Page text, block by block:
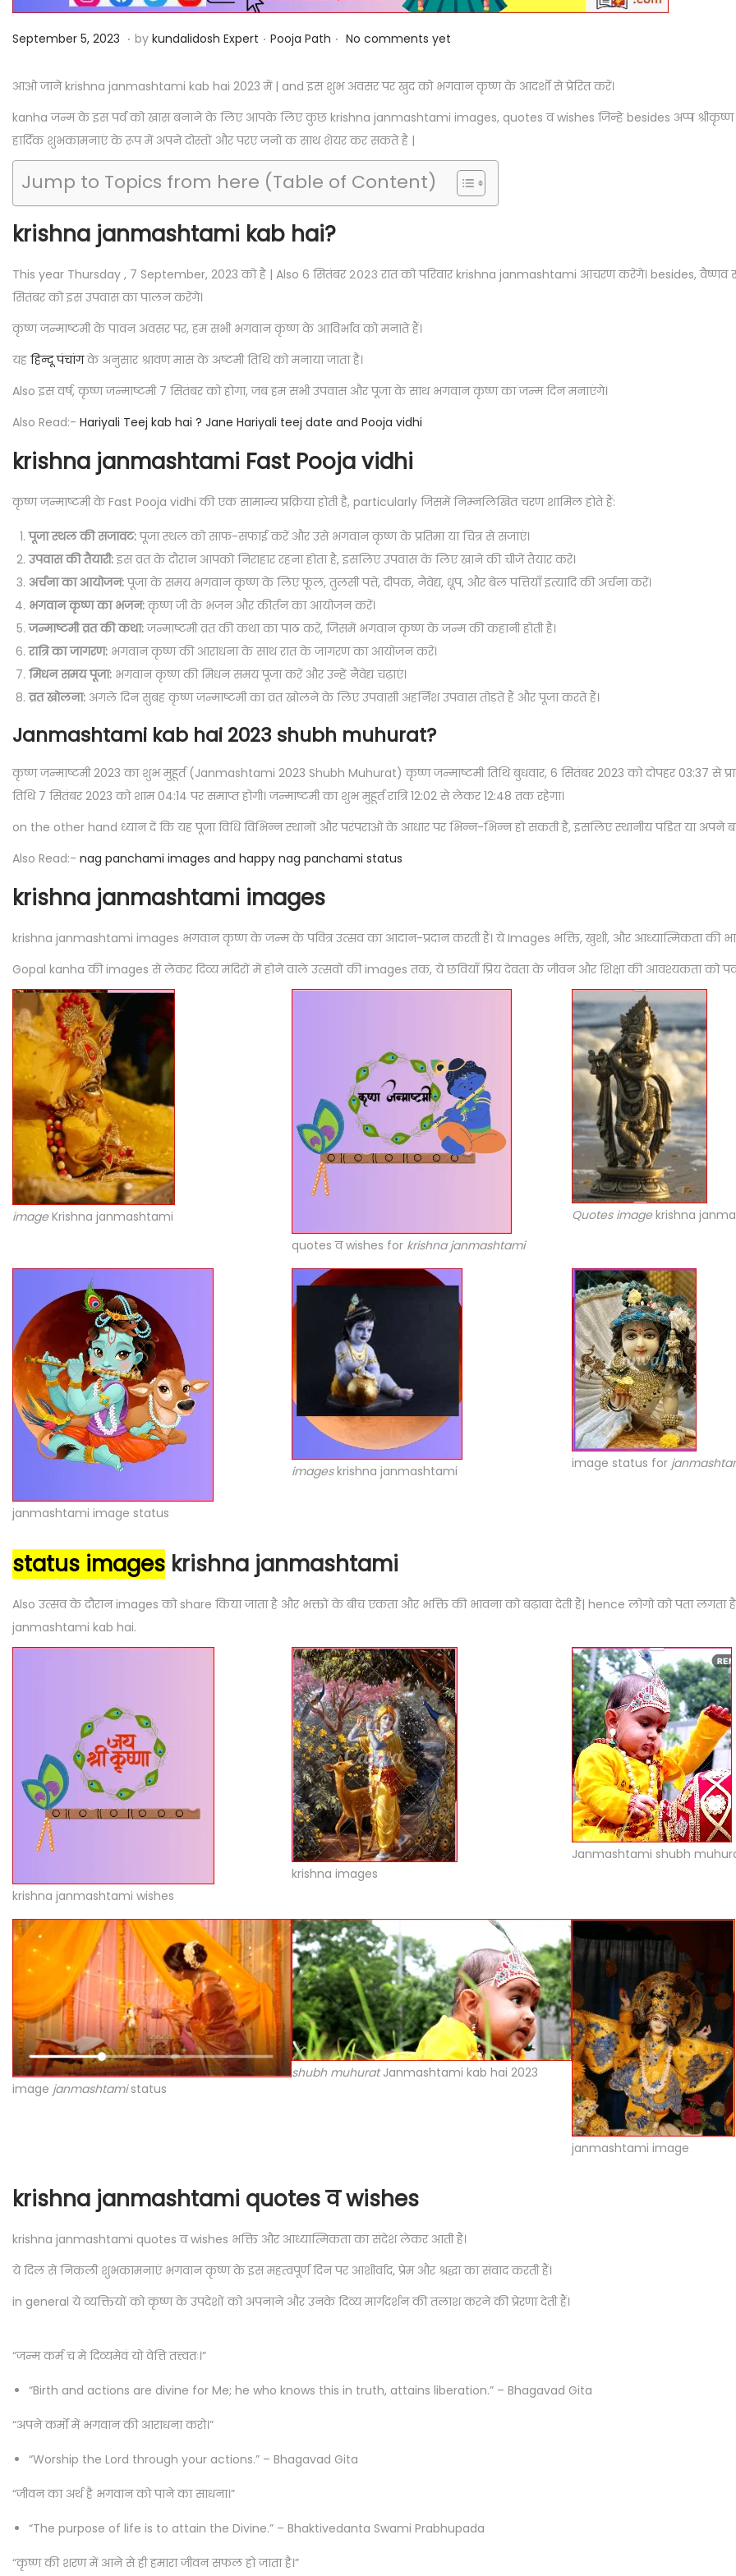
i
P
s
September 5, 2023 S
p
b
e
5
2
2
3
. by kundalidosh Expert . P
s
i
Pooja Path . No comments yet
आओ जाने krishna janmashtami kab hai 2023 में | and इस शुभ अवसर पर खुद को भगवान कृष्ण के आदर्शों से प्रेरित करें।
kanha जन्म के इस पर्व को खास बनाने के लिए आपके लिए कुछ krishna janmashtami images, quotes व wishes जिन्हे besides अप्प
हार्दिक शुभकामनाएं के रूप में अपने दोस्तों और परए जनो क साथ शेयर कर सकते है |
Jump to Topics from here (Table of Content)
krishna janmashtami kab hai?
This year Thursday , 7 September, 2023 को है | Also 6 सितंबर २०२३ रात को परिवार krishna janmashtami आचरण करेंगे। besides, वैष्णव
सितंबर को इस उपवास का पालन करेंगे।
कृष्ण जन्माष्टमी के पावन अवसर पर, हम सभी भगवान कृष्ण के आविर्भाव को मनाते हैं।
यह हिन्दू पंचांगके अनुसार श्रावण मास के अष्टमी तिथि को मनाया जाता है।
Also इस वर्ष, कृष्ण जन्माष्टमी 7 सितंबर को होगा, जब हम सभी उपवास और पूजा के साथ भगवान कृष्ण का जन्म दिन मनाएंगे।
Also Read:- Hariyali Teej kab hai ? Jane Hariyali teej date and Pooja vidhi
krishna janmashtami Fast Pooja vidhi
कृष्ण जन्माष्टमी के Fast Pooja vidhi की एक सामान्य प्रक्रिया होती है, particularly जिसमें निम्नलिखित चरण शामिल होते हैं:
पूजा स्थल की सजावट:पूजा स्थल को साफ-सफाई करें और उसे भगवान कृष्ण के प्रतिमा या चित्र से सजाएं।
उपवास की तैयारी:इस व्रत के दौरान आपको निराहार रहना होता है, इसलिए उपवास के लिए खाने की चीजें तैयार करें।
अर्चना का आयोजन:पूजा के समय भगवान कृष्ण के लिए फूल, तुलसी पत्ते, दीपक, नैवेद्य, धूप, और बेल पत्तियाँ इत्यादि की अर्चना करें।
भगवान कृष्ण का भजन:कृष्ण जी के भजन और कीर्तन का आयोजन करें।
जन्माष्टमी व्रत की कथा:जन्माष्टमी व्रत की कथा का पाठ करें, जिसमें भगवान कृष्ण के जन्म की कहानी होती है।
रात्रि का जागरण: भगवान कृष्ण की आराधना के साथ रात के जागरण का आयोजन करें।
मिधन समय पूजा: भगवान कृष्ण की मिधन समय पूजा करें और उन्हें नैवेद्य चढ़ाएं।
व्रत खोलना: अगले दिन सुबह कृष्ण जन्माष्टमी का व्रत खोलने के लिए उपवासी अहर्निश उपवास तोड़ते हैं और पूजा करते हैं।
Janmashtami kab hai 2023 shubh muhurat?
कृष्ण जन्माष्टमी 2023 का शुभ मुहूर्त (Janmashtami 2023 Shubh Muhurat) कृष्ण जन्माष्टमी तिथि बुधवार, 6 सितंबर 2023 को दोपहर 03:37 से
तिथि 7 सितंबर 2023 को शाम 04:14 पर समाप्त होगी। जन्माष्टमी का शुभ मुहूर्त रात्रि 12:02 से लेकर 12:48 तक रहेगा।
on the other hand ध्यान दें कि यह पूजा विधि विभिन्न स्थानों और परंपराओं के आधार पर भिन्न-भिन्न हो सकती है, इसलिए स्थानीय पंडित या अपने
Also Read:- nag panchami images and happy nag panchami status
krishna janmashtami images
krishna janmashtami images भगवान कृष्ण के जन्म के पवित्र उत्सव का आदान-प्रदान करती हैं। ये Images भक्ति, खुशी, और आध्यात्मिकता की
Gopal kanha की images से लेकर दिव्य मंदिरों में होने वाले उत्सवों की images तक, ये छवियाँ प्रिय देवता के जीवन और शिक्षा की आवश्यकता को
image Krishna janmashtami
quotes व wishes for krishna janmashtami
Quotes imagekrishna
janmashtami image status
imageskrishna janmashtami image status for
status images krishna janmashtami
Also उत्सव के दौरान images को share किया जाता है और भक्तों के बीच एकता और भक्ति की भावना को बढ़ावा देती हैं| hence लोगो को पता लगता
janmashtami kab hai.
krishna janmashtami wishes
krishna images
Janmashtami shubh
image janmashtamistatus
shubh muhuratJanmashtami kab hai 2023
janmashtami image
krishna janmashtami quotes व wishes
krishna janmashtami quotes व wishes भक्ति और आध्यात्मिकता का संदेश लेकर आती हैं।
ये दिल से निकली शुभकामनाएं भगवान कृष्ण के इस महत्वपूर्ण दिन पर आशीर्वाद, प्रेम और श्रद्धा का संवाद करती हैं।
in general ये व्यक्तियों को कृष्ण के उपदेशों को अपनाने और उनके दिव्य मार्गदर्शन की तलाश करने की प्रेरणा देती हैं।
“जन्म कर्म च मे दिव्यमेवं यो वेत्ति तत्त्वतः।”
“Birth and actions are divine for Me; he who knows this in truth, attains liberation.” – Bhagavad Gita
“अपने कर्मों में भगवान की आराधना करो।”
“Worship the Lord through your actions.” – Bhagavad Gita
“जीवन का अर्थ है भगवान को पाने का साधना।”
“The purpose of life is to attain the Divine.” – Bhaktivedanta Swami Prabhupada
“कृष्ण की शरण में आने से ही हमारा जीवन सफल हो जाता है।”